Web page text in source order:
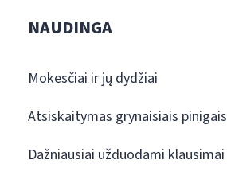
NAUDINGA
Mokesčiai ir jų dydžiai
Atsiskaitymas grynaisiais pinigais
Dažniausiai užduodami klausimai